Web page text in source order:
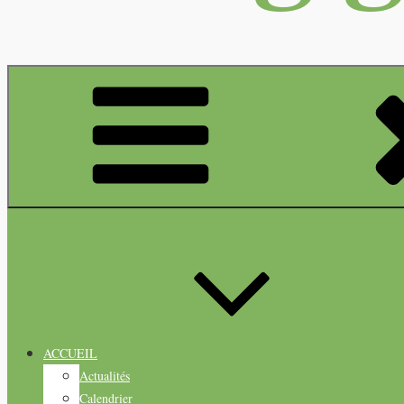
ACCUEIL
Actualités
Calendrier